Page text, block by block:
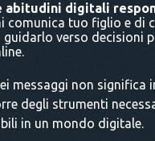
abitudini digitali
comunica tuo figlio e di
verso decisioni
messaggi non significa
degli strumenti
in un mondo digitale.